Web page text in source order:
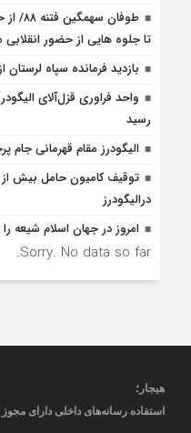
طوفان
تا جلوه هایی از حضور انقلابی
بازدید فرمانده سپاه
واحد فراوری قزل‌آلای
رسید
الیگودرز مقام قهرمانی جام
درالیگودرز
امروز در جهان اسلام شیعه
Sorry. No data so far.
هیجار ؛
استفاده رسانه‌های داخلی دارای مجوز